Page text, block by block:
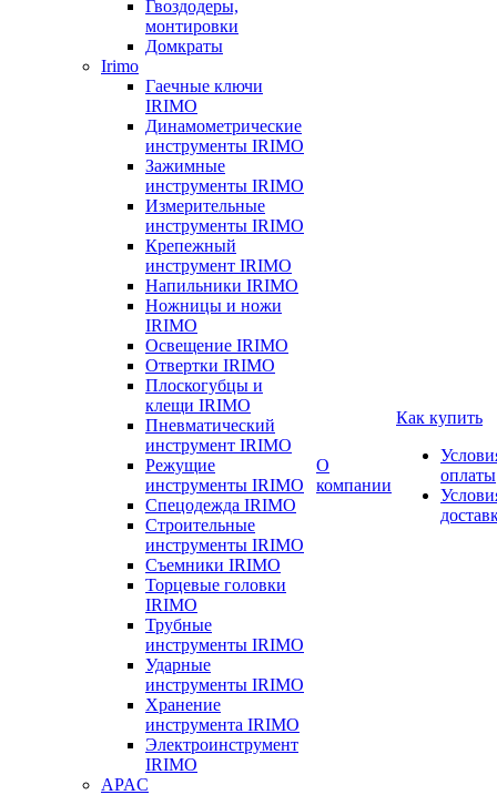
Гвоздодеры,
монтировки
Домкраты
Irimo
Гаечные ключи
IRIMO
Динамометрические
инструменты IRIMO
Зажимные
инструменты IRIMO
Измерительные
инструменты IRIMO
Крепежный
инструмент IRIMO
Напильники IRIMO
Ножницы и ножи
IRIMO
Освещение IRIMO
Отвертки IRIMO
Плоскогубцы и
клещи IRIMO
Пневматический
инструмент IRIMO
Режущие
инструменты IRIMO
Спецодежда IRIMO
Строительные
инструменты IRIMO
Съемники IRIMO
Торцевые головки
IRIMO
Трубные
инструменты IRIMO
Ударные
инструменты IRIMO
Хранение
инструмента IRIMO
Электроинструмент
IRIMO
APAC
О
компании
Как купить
оплаты